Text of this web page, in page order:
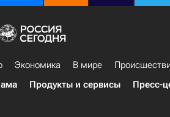
Экономика В мире
Продукты и сервисы Пресс-